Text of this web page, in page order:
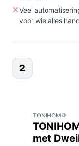
Veel
voor wie alles
2
TONIHOMI®
met